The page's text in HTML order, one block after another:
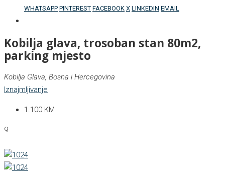
WHATSAPP PINTEREST FACEBOOK X LINKEDIN EMAIL
Kobilja glava, trosoban stan 80m2,
parking mjesto
Kobilja Glava, Bosna i Hercegovina
Iznajmljivanje
1.100 KM
9